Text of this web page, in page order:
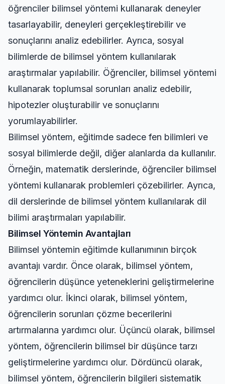
öğrenciler bilimsel yöntemi kullanarak deneyler
tasarlayabilir, deneyleri gerçekleştirebilir ve
sonuçlarını analiz edebilirler. Ayrıca, sosyal
bilimlerde de bilimsel yöntem kullanılarak
araştırmalar yapılabilir. Öğrenciler, bilimsel yöntemi
kullanarak toplumsal sorunları analiz edebilir,
hipotezler oluşturabilir ve sonuçlarını
yorumlayabilirler.
Bilimsel yöntem, eğitimde sadece fen bilimleri ve
sosyal bilimlerde değil, diğer alanlarda da kullanılır.
Örneğin, matematik derslerinde, öğrenciler bilimsel
yöntemi kullanarak problemleri çözebilirler. Ayrıca,
dil derslerinde de bilimsel yöntem kullanılarak dil
bilimi araştırmaları yapılabilir.
Bilimsel Yöntemin Avantajları
Bilimsel yöntemin eğitimde kullanımının birçok
avantajı vardır. Önce olarak, bilimsel yöntem,
öğrencilerin düşünce yeteneklerini geliştirmelerine
yardımcı olur. İkinci olarak, bilimsel yöntem,
öğrencilerin sorunları çözme becerilerini
artırmalarına yardımcı olur. Üçüncü olarak, bilimsel
yöntem, öğrencilerin bilimsel bir düşünce tarzı
geliştirmelerine yardımcı olur. Dördüncü olarak,
bilimsel yöntem, öğrencilerin bilgileri sistematik